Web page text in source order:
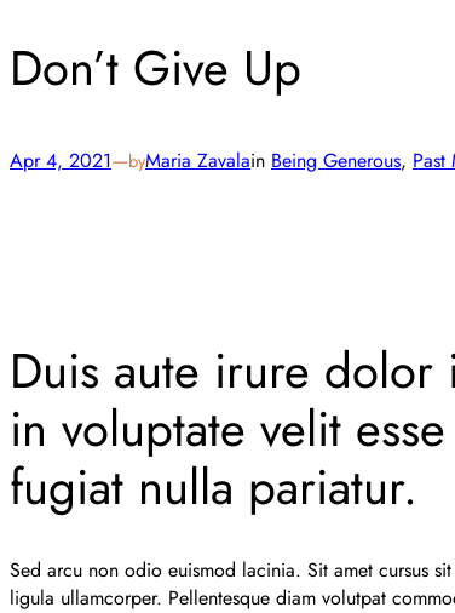
Don’t Give Up
Apr 4, 2021—byMaria Zavalain Being Generous, Past
Duis aute irure
in voluptate velit
fugiat nulla pariatur.
Sed arcu non odio euismod lacinia. Sit amet cursus
ligula ullamcorper. Pellentesque diam volutpat